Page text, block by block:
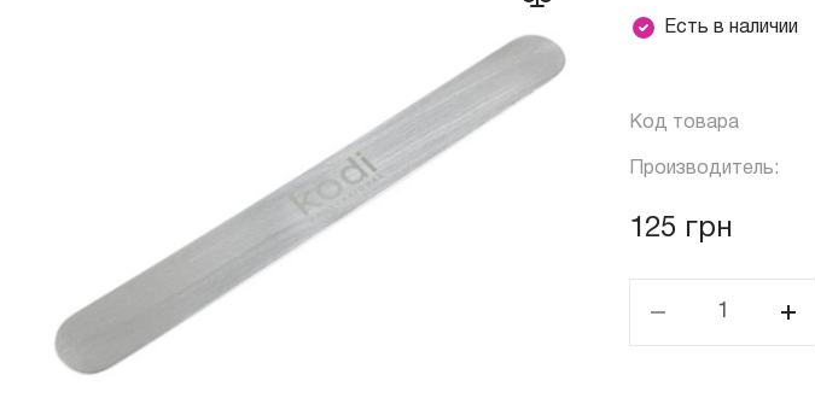
Есть в наличии
Код товара
Производитель:
125 грн